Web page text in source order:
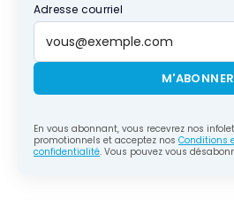
Adresse courriel
M'ABONNER
En vous abonnant, vous recevrez nos
promotionnels et acceptez nos Conditions
confidentialité. Vous pouvez vous